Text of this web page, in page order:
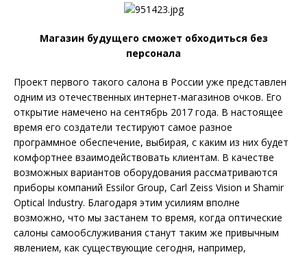
Магазин будущего сможет обходиться без
персонала
Проект первого такого салона в России уже представлен
одним из отечественных интернет-магазинов очков. Его
открытие намечено на сентябрь 2017 года. В настоящее
время его создатели тестируют самое разное
программное обеспечение, выбирая, с каким из них будет
комфортнее взаимодействовать клиентам. В качестве
возможных вариантов оборудования рассматриваются
приборы компаний Essilor Group, Carl Zeiss Vision и Shamir
Optical Industry. Благодаря этим усилиям вполне
возможно, что мы застанем то время, когда оптические
салоны самообслуживания станут таким же привычным
явлением, как существующие сегодня, например,